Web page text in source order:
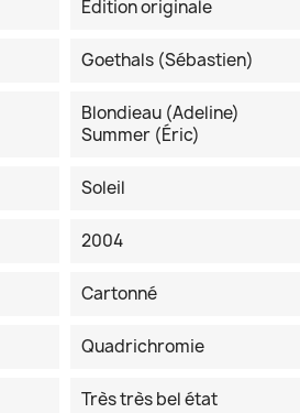
Edition originale
Goethals (Sébastien)
Blondieau (Adeline)
Summer (Éric)
Soleil
2004
Cartonné
Quadrichromie
Très très bel état